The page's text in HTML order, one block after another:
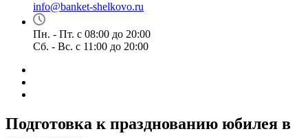
info@banket-shelkovo.ru
Пн. - Пт. с 08:00 до 20:00
Сб. - Вс. с 11:00 до 20:00
Подготовка к празднованию юбилея в